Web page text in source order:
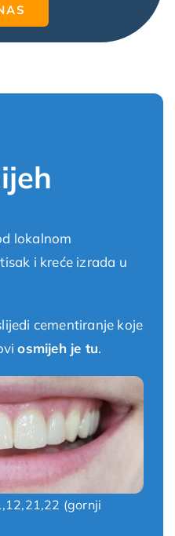
lokalnom
i kreće izrada u
cementiranje koje
osmijeh je tu.
(gornji